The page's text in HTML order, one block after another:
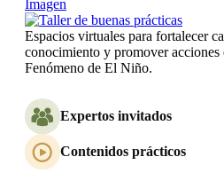
Imagen
Espacios virtuales para fortalecer
conocimiento y promover acciones
Fenómeno de El Niño.
Expertos invitados
Contenidos prácticos